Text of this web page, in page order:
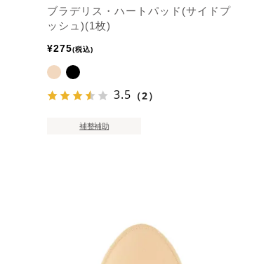
ブラデリス・ハートパッド(サイドプ
ッシュ)(1枚)
¥275 税込
3.5 （2）
補整補助